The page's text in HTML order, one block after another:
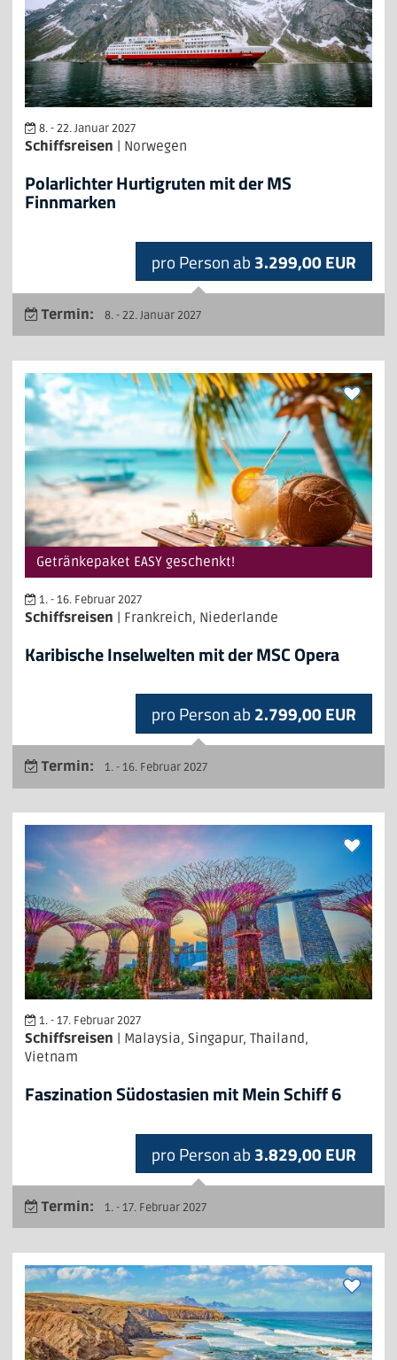
8. - 22. Januar 2027
Schiffsreisen | Norwegen
Polarlichter Hurtigruten mit der MS
Finnmarken
pro Person ab 3.299,00 EUR
Termin: 8. - 22. Januar 2027
Getränkepaket EASY geschenkt!
1. - 16. Februar 2027
Schiffsreisen | Frankreich, Niederlande
Karibische Inselwelten mit der MSC Opera
pro Person ab 2.799,00 EUR
Termin: 1. - 16. Februar 2027
1. - 17. Februar 2027
Schiffsreisen | Malaysia, Singapur, Thailand,
Vietnam
Faszination Südostasien mit Mein Schiff 6
pro Person ab 3.829,00 EUR
Termin: 1. - 17. Februar 2027